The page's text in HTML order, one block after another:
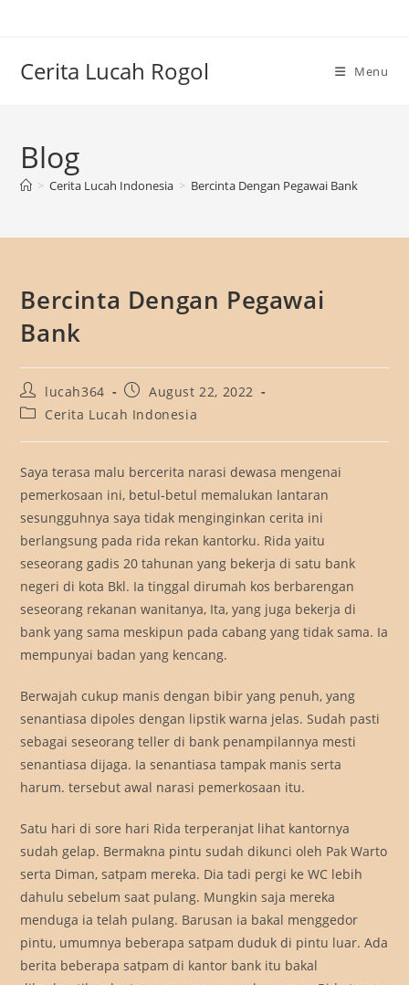
Cerita Lucah Rogol Menu
Blog
> Cerita Lucah Indonesia > Bercinta Dengan Pegawai Bank
Bercinta Dengan Pegawai
Bank
Post
author:
lucah364
Post
published:
August 22, 2022
PostCerita Lucah Indonesia
Saya terasa malu bercerita narasi dewasa mengenai
pemerkosaan ini, betul-betul memalukan lantaran
sesungguhnya saya tidak menginginkan cerita ini
berlangsung pada rida rekan kantorku. Rida yaitu
seseorang gadis 20 tahunan yang bekerja di satu bank
negeri di kota Bkl. Ia tinggal dirumah kos berbarengan
seseorang rekanan wanitanya, Ita, yang juga bekerja di
bank yang sama meskipun pada cabang yang tidak sama. Ia
mempunyai badan yang kencang.
Berwajah cukup manis dengan bibir yang penuh, yang
senantiasa dipoles dengan lipstik warna jelas. Sudah pasti
sebagai seseorang teller di bank penampilannya mesti
senantiasa dijaga. Ia senantiasa tampak manis serta
harum. tersebut awal narasi pemerkosaan itu.
Satu hari di sore hari Rida terperanjat lihat kantornya
sudah gelap. Bermakna pintu sudah dikunci oleh Pak Warto
serta Diman, satpam mereka. Dia tadi pergi ke WC lebih
dahulu sebelum saat pulang. Mungkin saja mereka
menduga ia telah pulang. Barusan ia bakal menggedor
pintu, umumnya beberapa satpam duduk di pintu luar. Ada
berita beberapa satpam di kantor bank itu bakal